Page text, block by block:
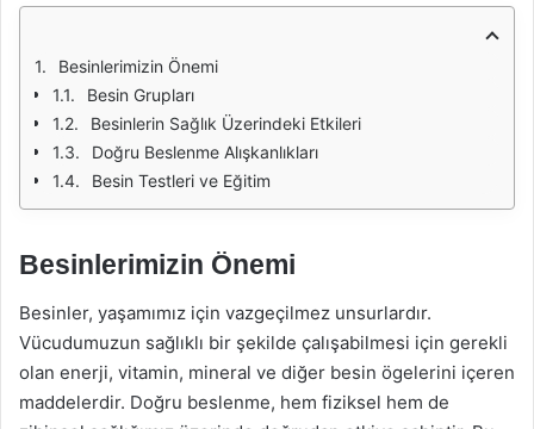
Besinlerimizin Önemi
Besin Grupları
Besinlerin Sağlık Üzerindeki Etkileri
Doğru Beslenme Alışkanlıkları
Besin Testleri ve Eğitim
Besinlerimizin Önemi
Besinler, yaşamımız için vazgeçilmez unsurlardır.
Vücudumuzun sağlıklı bir şekilde çalışabilmesi için gerekli
olan enerji, vitamin, mineral ve diğer besin ögelerini içeren
maddelerdir. Doğru beslenme, hem fiziksel hem de